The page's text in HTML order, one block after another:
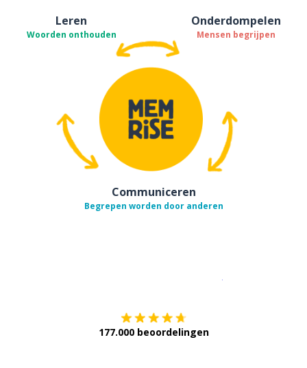
Leren
Woorden onthouden
Onderdompelen
Mensen begrijpen
Communiceren
Begrepen worden door anderen
177.000 beoordelingen